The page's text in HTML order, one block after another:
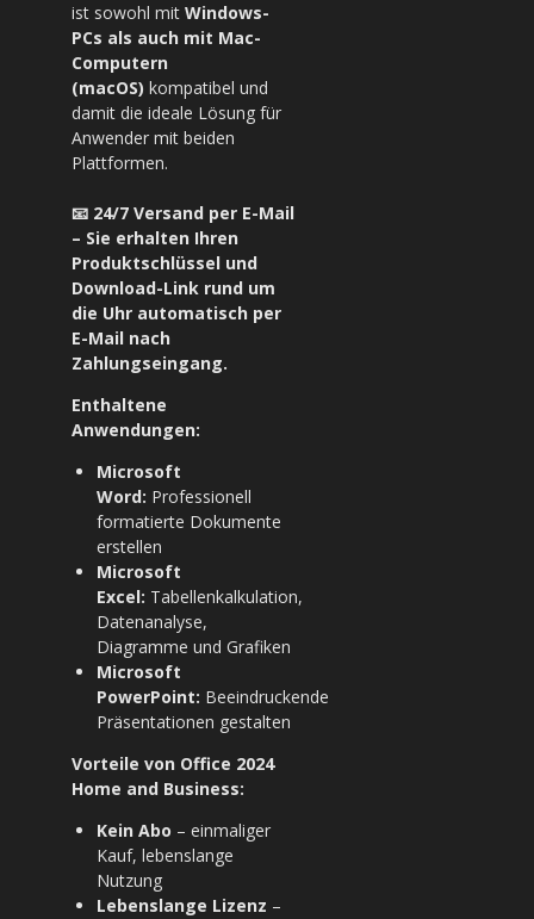
ist sowohl mit Windows-
PCs als auch mit Mac-
Computern
(macOS) kompatibel und
damit die ideale Lösung für
Anwender mit beiden
Plattformen.
📧 24/7 Versand per E-Mail
– Sie erhalten Ihren
Produktschlüssel und
Download-Link rund um
die Uhr automatisch per
E-Mail nach
Zahlungseingang.
Enthaltene
Anwendungen:
Microsoft
Word: Professionell
formatierte Dokumente
erstellen
Microsoft
Excel: Tabellenkalkulation,
Datenanalyse,
Diagramme und Grafiken
Microsoft
PowerPoint: Beeindruckende
Präsentationen gestalten
Vorteile von Office 2024
Home and Business:
Kein Abo – einmaliger
Kauf, lebenslange
Nutzung
Lebenslange Lizenz –